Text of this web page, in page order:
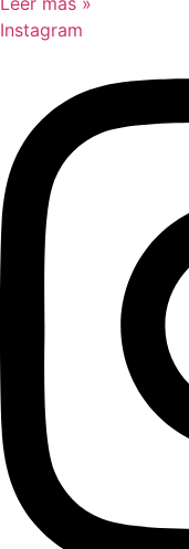
Instagram